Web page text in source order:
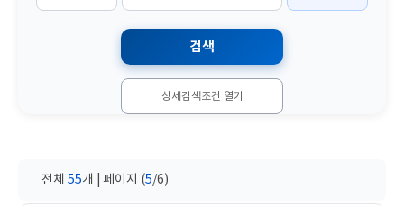
상세검색조건 열기
전체 55개 | 페이지 (5/6)